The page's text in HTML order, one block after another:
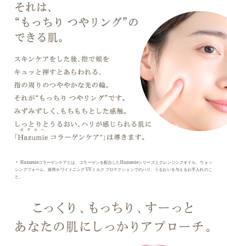
＊ Hazumieコラーゲンケアとは、コラーゲンを配合したHazumieシリーズとクレンジングオイル、ウォッ
シングフォーム、薬用ホワイトニング UVミルク プロテクションでのハリ、うるおいを与えるお手入れのこ
と。